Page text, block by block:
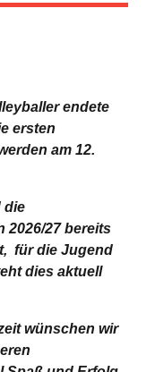
endete
ersten
am 12.
die
2026/27 bereits
für die Jugend
dies aktuell
wünschen wir